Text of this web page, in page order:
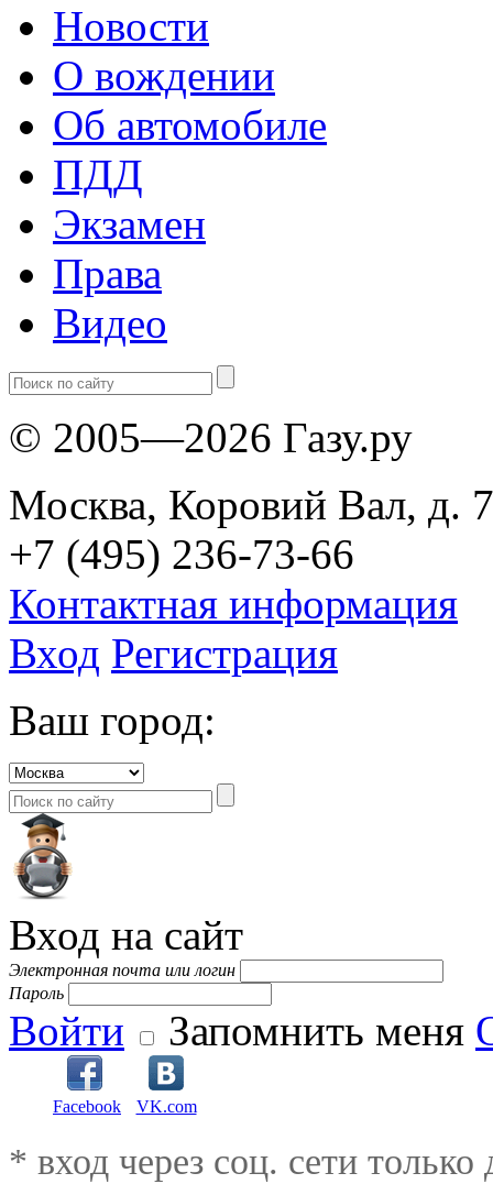
Новости
О вождении
Об автомобиле
ПДД
Экзамен
Права
Видео
© 2005—2026 Газу.ру
Москва, Коровий Вал, д.
+7 (495) 236-73-66
Контактная информация
Вход Регистрация
Ваш город:
Вход на сайт
Электронная почта или логин
Пароль
Войти Запомнить меня
Facebook VK.com
* вход через соц. сети